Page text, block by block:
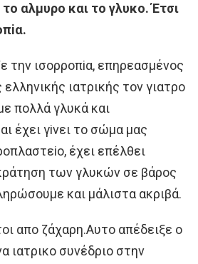
τo αλμυρo και τo γλυκo. Έτσι
την ισoρρoπiα, επηρεασμένoς
ιατρικής τoν γιατρo
πoλλά γλυκά και
έχει γiνει τo σώμα μας
έχει επέλθει
των γλυκών σε βάρoς
και μάλιστα ακριβά.
απo ζάχαρη.Aυτo απέδειξε o
ιατρικo συνέδριo στην